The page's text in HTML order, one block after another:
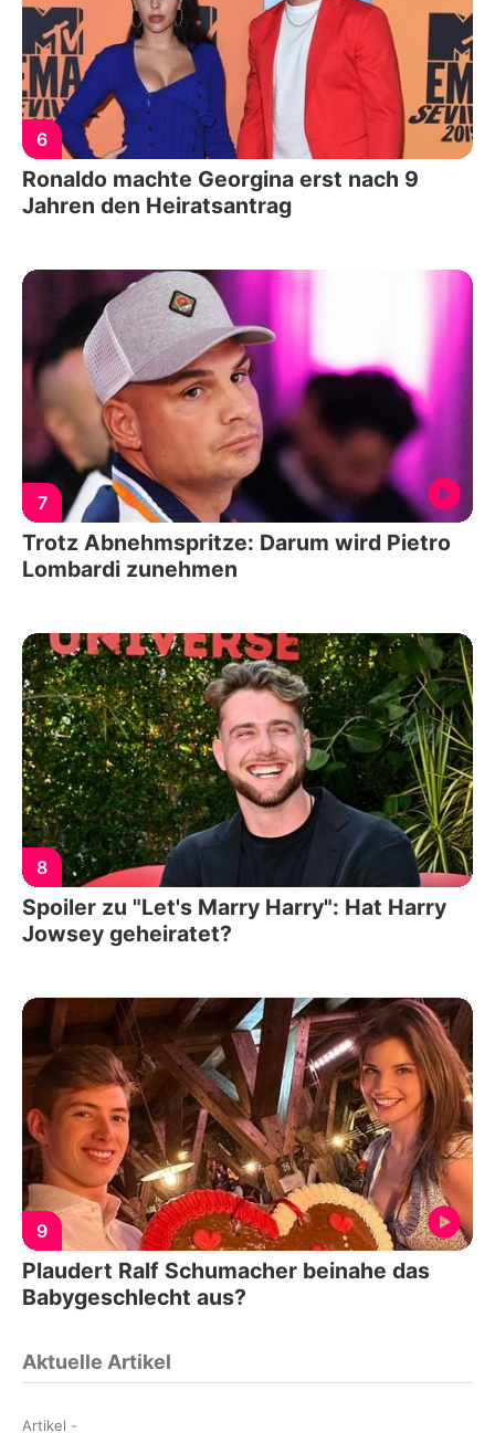
6
Ronaldo machte Georgina erst nach 9
Jahren den Heiratsantrag
7
Trotz Abnehmspritze: Darum wird Pietro
Lombardi zunehmen
8
Spoiler zu "Let's Marry Harry": Hat Harry
Jowsey geheiratet?
9
Plaudert Ralf Schumacher beinahe das
Babygeschlecht aus?
Aktuelle Artikel
Artikel -